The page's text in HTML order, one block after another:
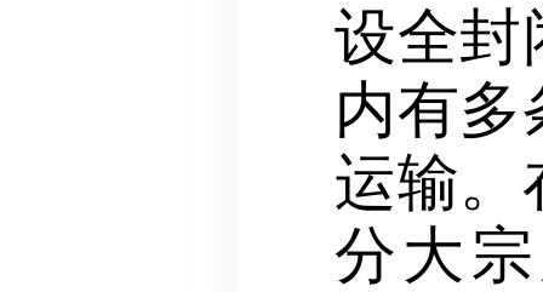
设全封
内有
运输。
分大